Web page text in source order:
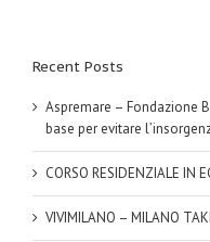
Recent Posts
Aspremare – Fondazione
base per evitare
CORSO RESIDENZIALE IN
VIVIMILANO – MILANO